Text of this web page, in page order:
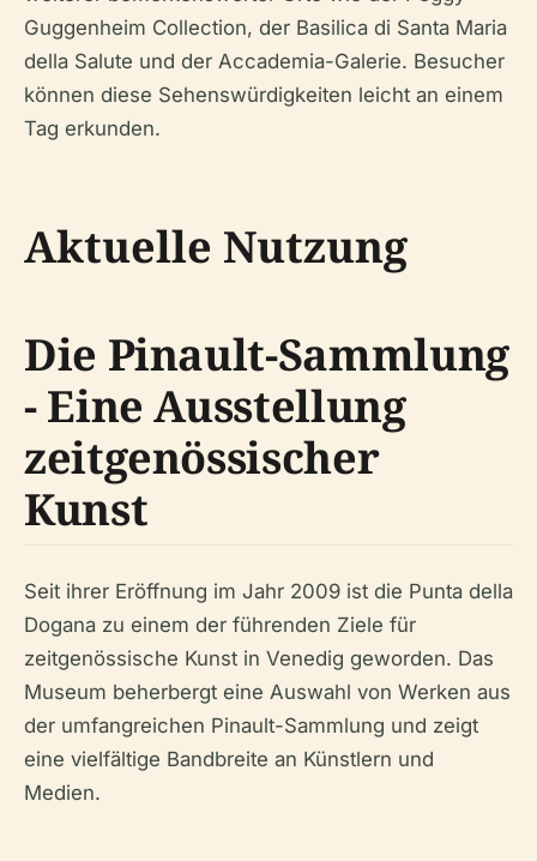
Guggenheim Collection, der Basilica di Santa Maria
della Salute und der Accademia-Galerie. Besucher
können diese Sehenswürdigkeiten leicht an einem
Tag erkunden.
Aktuelle Nutzung
Die Pinault-Sammlung
- Eine Ausstellung
zeitgenössischer
Kunst
Seit ihrer Eröffnung im Jahr 2009 ist die Punta della
Dogana zu einem der führenden Ziele für
zeitgenössische Kunst in Venedig geworden. Das
Museum beherbergt eine Auswahl von Werken aus
der umfangreichen Pinault-Sammlung und zeigt
eine vielfältige Bandbreite an Künstlern und
Medien.